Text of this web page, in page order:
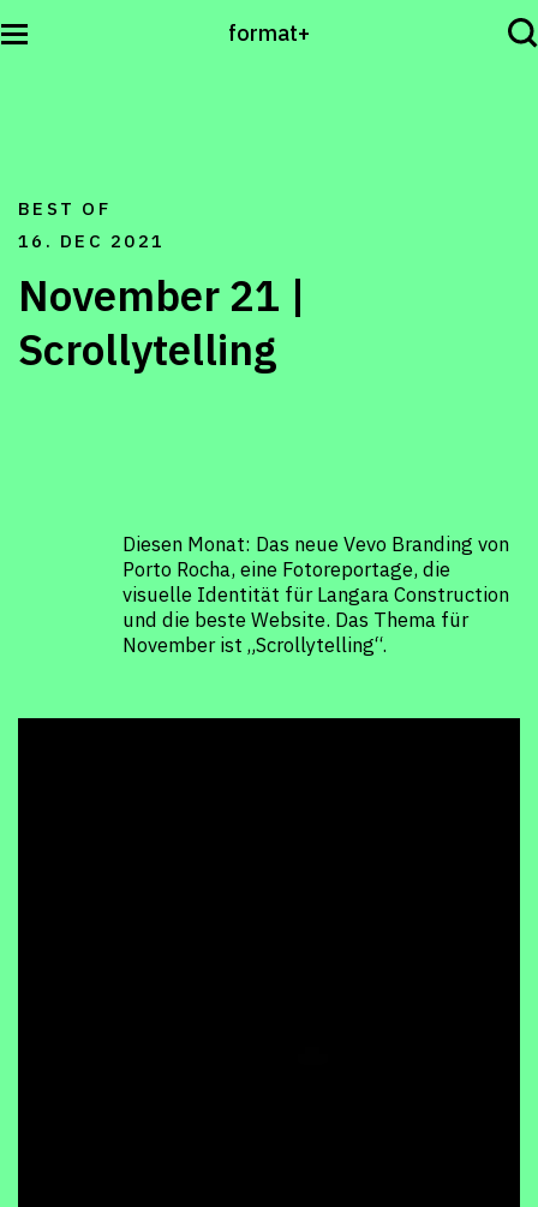
format+
Lesen
Hören
format+
BEST OF
16. DEC 2021
November 21 |
Scrollytelling
Diesen Monat: Das neue Vevo Branding von
Porto Rocha, eine Fotoreportage, die
visuelle Identität für Langara Construction
und die beste Website. Das Thema für
November ist „Scrollytelling“.